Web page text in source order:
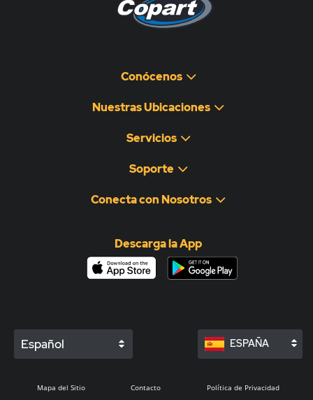
Conócenos
Nuestras Ubicaciones
Servicios
Soporte
Conecta con Nosotros
Descarga la App
Español ESPAÑA
Mapa del Sitio Contacto Política de Privacidad